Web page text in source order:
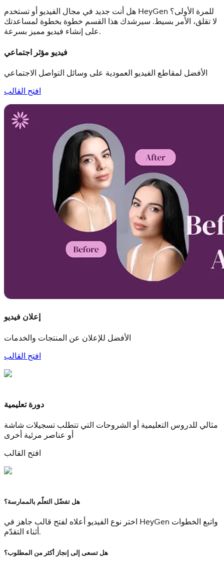
هل أنت جديد في مجال الفيديو أو تستخدم HeyGen للمرة الأولى؟
لا تقلق، الأمر بسيط. سيرشدك هذا القسم خطوة بخطوة لمساعدتك
على إنشاء فيديو مميز بسرعة.
فيديو مؤثر اجتماعي
الأفضل لمقاطع الفيديو العمودية على وسائل التواصل الاجتماعي
افتح القالب
إعلان فيديو
الأفضل للإعلان عن المنتجات والخدمات
افتح القالب
دورة تعليمية
مثالي للدروس التعليمية أو الشروحات التي تتطلب تسجيلات شاشة
أو عناصر مرئية أخرى
افتح القالب
هل تفضّل التعلّم بالممارسة؟
اختر نوع الفيديو أعلاه لفتح قالب جاهز في HeyGen واتبع الخطوات
أثناء التقدّم.
هل تسعى إلى إنجاز أكثر من المطلوب؟